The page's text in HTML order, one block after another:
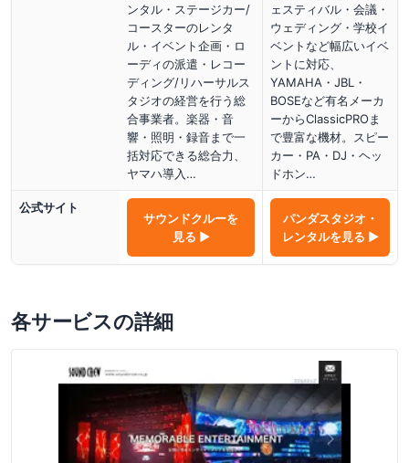
ンタル・ステージカー/
コースターのレンタ
ル・イベント企画・ロ
ーディの派遣・レコー
ディング/リハーサルス
タジオの経営を行う総
合事業者。楽器・音
響・照明・録音まで一
括対応できる総合力、
ヤマハ導入…
ェスティバル・会議・
ウェディング・学校イ
ベントなど幅広いイベ
ントに対応、
YAMAHA・JBL・
BOSEなど有名メーカ
ーからClassicPROま
で豊富な機材。スピー
カー・PA・DJ・ヘッ
ドホン…
公式サイト
サウンドクルーを
見る ▶
パンダスタジオ・
レンタルを見る ▶
各サービスの詳細